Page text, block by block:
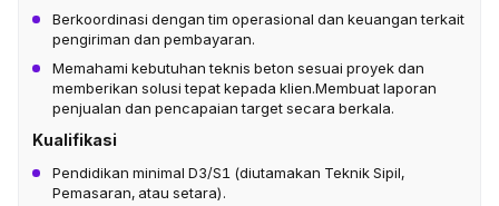
Berkoordinasi dengan tim operasional dan keuangan terkait
pengiriman dan pembayaran.
Memahami kebutuhan teknis beton sesuai proyek dan
memberikan solusi tepat kepada klien.Membuat laporan
penjualan dan pencapaian target secara berkala.
Kualifikasi
Pendidikan minimal D3/S1 (diutamakan Teknik Sipil,
Pemasaran, atau setara).